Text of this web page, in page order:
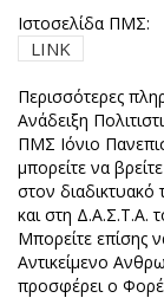
Ιστοσελίδα ΠΜΣ:
LINK
Περισσότερες
Ανάδειξη
ΠΜΣ Ιόνιο
μπορείτε να
στον
και στη Δ.Α.Σ.Τ.Α.
Μπορείτε επίσης
Αντικείμενο
προσφέρει ο